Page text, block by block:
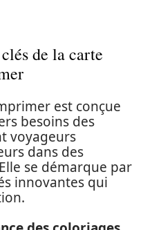
de la carte
est conçue
besoins des
voyageurs
dans des
se démarque par
innovantes qui